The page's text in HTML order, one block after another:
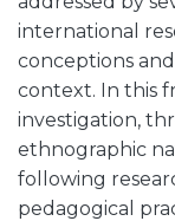
international
conceptions
context. In this
investigation,
ethnographic
following
pedagogical